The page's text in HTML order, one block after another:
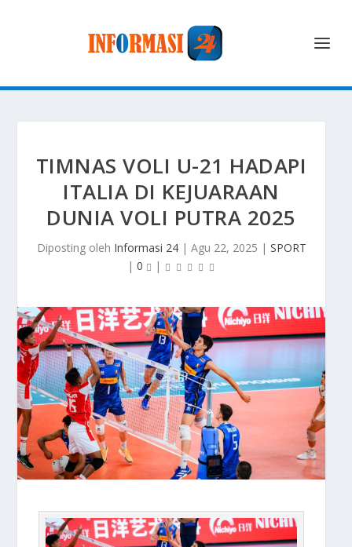
TIMNAS VOLI U-21 HADAPI
ITALIA DI KEJUARAAN
DUNIA VOLI PUTRA 2025
Diposting oleh Informasi 24| Agu 22, 2025 | SPORT
| 0 |